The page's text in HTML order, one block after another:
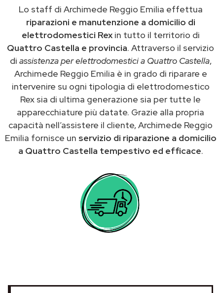
Lo staff di Archimede Reggio Emilia effettua
riparazioni e manutenzione a domicilio di
elettrodomestici Rexin tutto il territorio di
Quattro Castella e provincia. Attraverso il servizio
di assistenza per elettrodomestici a Quattro Castella,
Archimede Reggio Emilia è in grado di riparare e
intervenire su ogni tipologia di elettrodomestico
Rex sia di ultima generazione sia per tutte le
apparecchiature più datate. Grazie alla propria
capacità nell’assistere il cliente, Archimede Reggio
Emilia fornisce un servizio di riparazione a domicilio
a Quattro Castella tempestivo ed efficace.